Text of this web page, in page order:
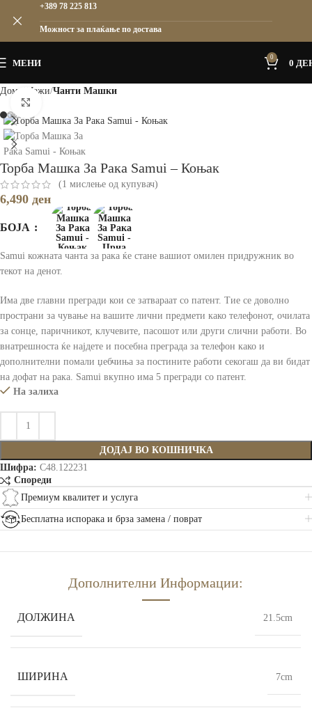
МЕНИ
0
0
Дома Мажи Чанти Машки
Торба Машка За Рака Samui – Коњак
(1 мислење од купувач)
6,490 ден
БОЈА
Samui кожната чанта за рака ќе стане вашиот омилен придружник во
текот на денот.
Има две главни прегради кои се затвараат со патент. Тие се доволно
пространи за чување на вашите лични предмети како телефонот, очилата
за сонце, паричникот, клучевите, пасошот или други слични работи. Во
внатрешноста ќе најдете и посебна преграда за телефон како и
дополнителни помали џебчиња за постините работи секогаш да ви бидат
на дофат на рака. Samui вкупно има 5 прегради со патент.
На залиха
ДОДАЈ ВО КОШНИЧКА
Шифра: C48.122231
Спореди
Премиум квалитет и услуга
Бесплатна испорака и брза замена / поврат
Дополнителни Информации:
ДОЛЖИНА 21.5cm
ШИРИНА 7cm
+389 78 225 813
Можност за плаќање по достава